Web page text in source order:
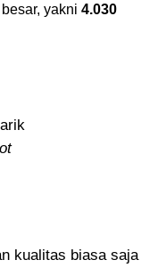
yakni 4.030
kualitas biasa saja